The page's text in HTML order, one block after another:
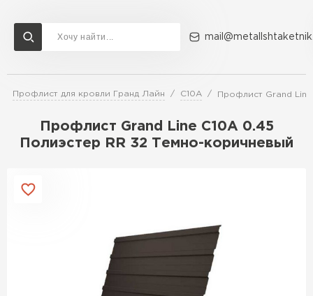
Профлист для кровли Гранд Лайн С10A Профлист Grand
Профлист Grand Line C10A 0.45
Полиэстер RR 32 Темно-коричневый
Доставка и оплата Акции О компании Контакты
Перейти в каталог